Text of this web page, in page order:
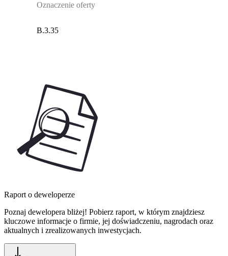
Oznaczenie oferty
B.3.35
Raport o deweloperze
Poznaj dewelopera bliżej! Pobierz raport, w którym znajdziesz
kluczowe informacje o firmie, jej doświadczeniu, nagrodach oraz
aktualnych i zrealizowanych inwestycjach.